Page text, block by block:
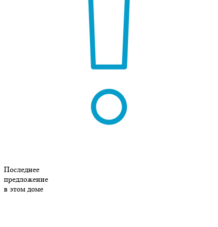
Последнее
предложение
в этом доме